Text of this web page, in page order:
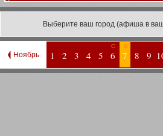
Выберите ваш город (афиша в
Ноябрь 1 2 3 4 5
С
6
В
7 8 9